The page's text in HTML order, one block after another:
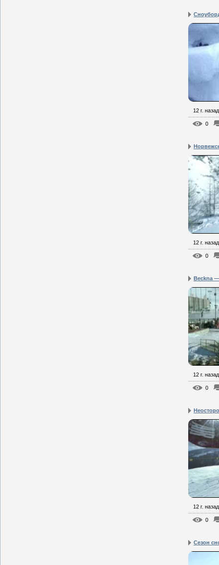
12 г. назад
0
12 г. назад
0
Beckna
12 г. назад
0
12 г. назад
0
Сезон